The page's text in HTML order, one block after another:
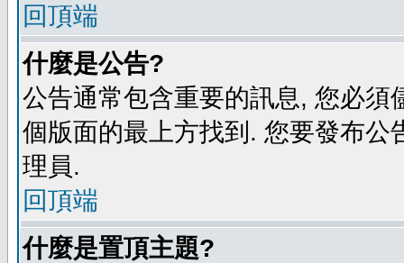
回頂端
什麼是公告?
公告通常包含重要的訊息, 您必
個版面的最上方找到. 您要發布
理員.
回頂端
什麼是置頂主題?